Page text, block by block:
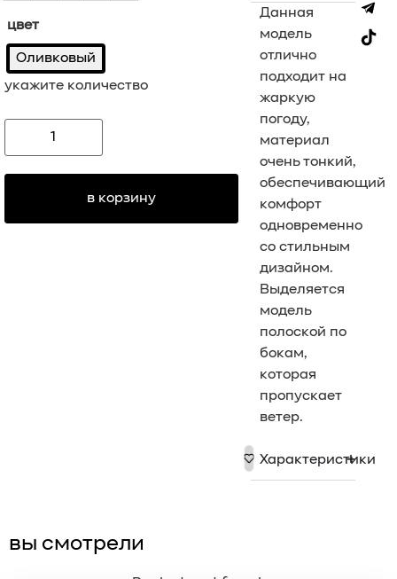
цвет
Оливковый
укажите количество
в корзину
Данная
модель
отлично
подходит на
жаркую
погоду,
материал
очень тонкий,
обеспечивающий
комфорт
одновременно
со стильным
дизайном.
Выделяется
модель
полоской по
бокам,
которая
пропускает
ветер.
Характеристики
вы смотрели